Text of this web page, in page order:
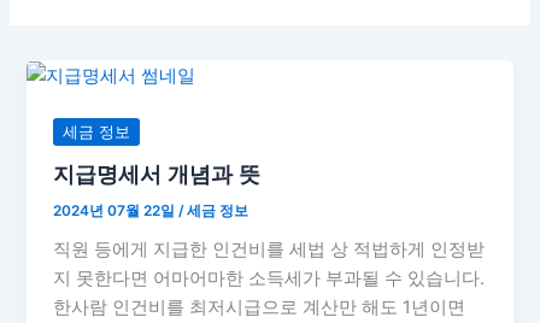
세금 정보
지급명세서 개념과 뜻
2024년 07월 22일 /세금 정보
직원 등에게 지급한 인건비를 세법 상 적법하게 인정받
지 못한다면 어마어마한 소득세가 부과될 수 있습니다.
한사람 인건비를 최저시급으로 계산만 해도 1년이면
지
명
세
서
개
념
과
뜻